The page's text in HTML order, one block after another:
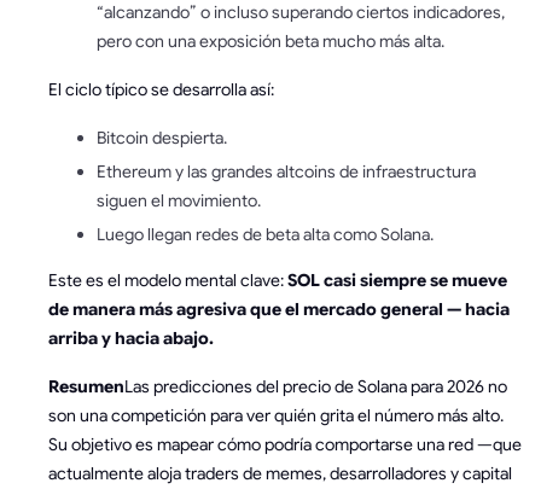
“alcanzando” o incluso superando ciertos indicadores,
pero con una exposición beta mucho más alta.
El ciclo típico se desarrolla así:
Bitcoin despierta.
Ethereum y las grandes altcoins de infraestructura
siguen el movimiento.
Luego llegan redes de beta alta como Solana.
Este es el modelo mental clave:SOL casi siempre se mueve
de manera más agresiva que el mercado general — hacia
arriba y hacia abajo.
ResumenLas predicciones del precio de Solana para 2026 no
son una competición para ver quién grita el número más alto.
Su objetivo es mapear cómo podría comportarse una red —que
actualmente aloja traders de memes, desarrolladores y capital